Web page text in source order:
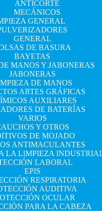
ANTICORTE
MECÁNICOS
GENERAL
GENERAL
DE BASURA
BAYETAS
MANOS Y JABONERAS
JABONERAS
DE MANOS
ARTES GRÁFICAS
AUXILIARES
DE BATERÍAS
VARIOS
Y OTROS
DE MOJADO
ANTIMACULANTES
LA LIMPIEZA
LABORAL
EPIS
RESPIRATORIA
AUDITIVA
OCULAR
PARA LA CABEZA